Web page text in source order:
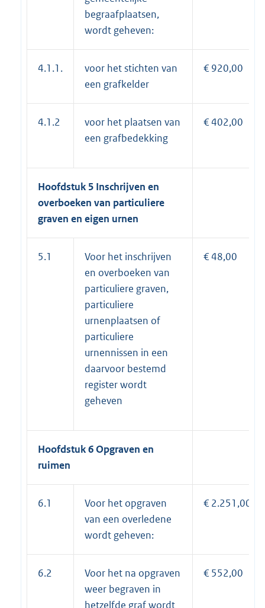
begraafplaatsen,
wordt geheven:
4.1.1.
voor het stichten van
een grafkelder
€ 920,00
4.1.2
voor het plaatsen van
een grafbedekking
€ 402,00
Hoofdstuk 5 Inschrijven en
overboeken van particuliere
graven en eigen urnen
5.1
Voor het inschrijven
en overboeken van
particuliere graven,
particuliere
urnenplaatsen of
particuliere
urnennissen in een
daarvoor bestemd
register wordt
geheven
€ 48,00
Hoofdstuk 6 Opgraven en
ruimen
6.1
Voor het opgraven
van een overledene
wordt geheven:
€ 2.251,00
6.2
Voor het na opgraven
weer begraven in
hetzelfde graf wordt
€ 552,00